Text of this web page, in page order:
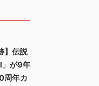
】伝説
」が9年
周年カ